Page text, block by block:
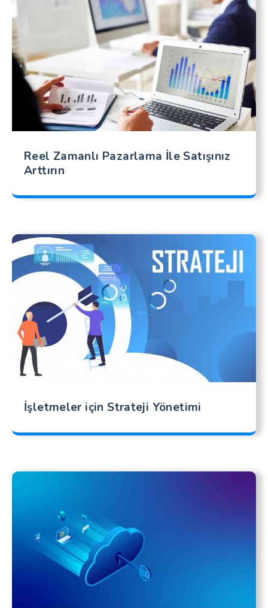
Reel Zamanlı Pazarlama İle Satışınız
Arttırın
İşletmeler için Strateji Yönetimi